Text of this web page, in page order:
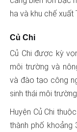
ha và khu chế xuất
Củ Chi
Củ Chi được kỳ
môi trường và
và đào tạo công
sinh thái môi
Huyện Củ Chi
thành phố khoảng